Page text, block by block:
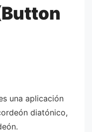
una aplicación
diatónico,